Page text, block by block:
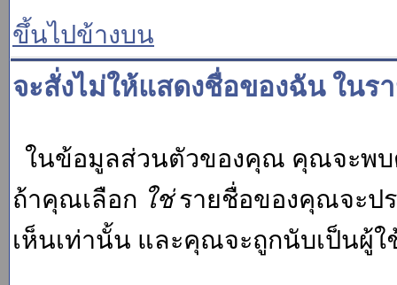
ขึ้นไปข้างบน
จะสั่งไม่ให้แสดงชื่อของฉัน ในร
ในข้อมูลส่วนตัวของคุณ คุณจะพบ
ถ้าคุณเลือก ใช่รายชื่อของคุณจะปร
เห็นเท่านั้น และคุณจะถูกนับเป็นผู้